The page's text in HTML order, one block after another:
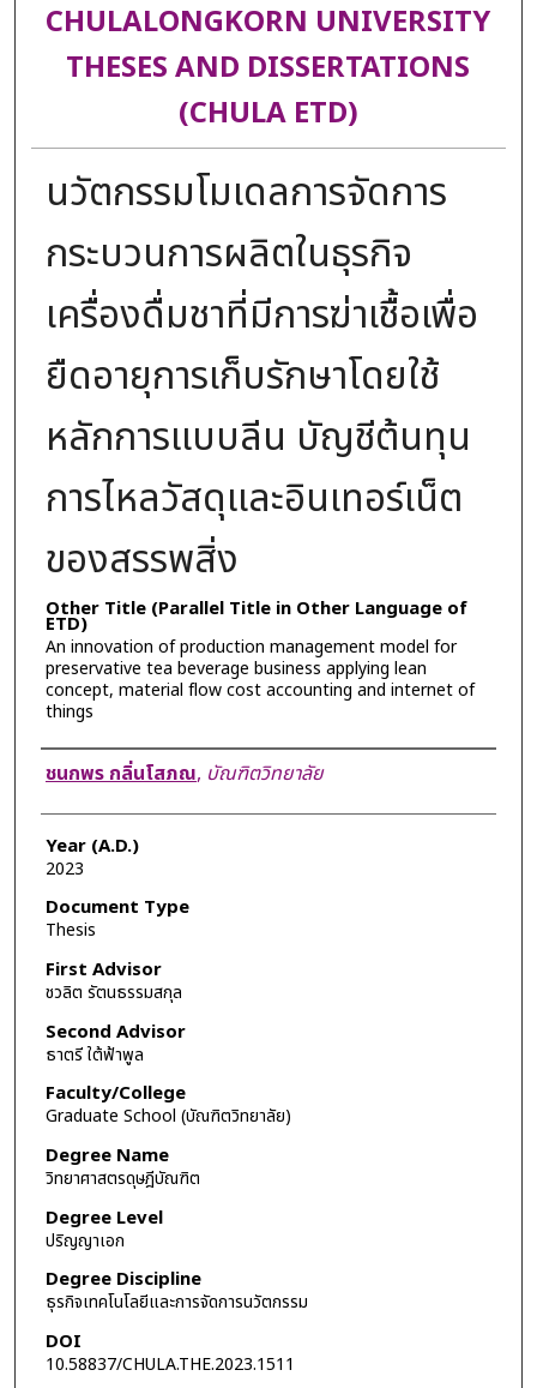
CHULALONGKORN UNIVERSITY
THESES AND DISSERTATIONS
(CHULA ETD)
นวัตกรรมโมเดลการจัดการ
กระบวนการผลิตในธุรกิจ
เครื่องดื่มชาที่มีการฆ่าเชื้อเพื่อ
ยืดอายุการเก็บรักษาโดยใช้
หลักการแบบลีน บัญชีต้นทุน
การไหลวัสดุและอินเทอร์เน็ต
ของสรรพสิ่ง
Other Title (Parallel Title in Other Language of
ETD)
An innovation of production management model for
preservative tea beverage business applying lean
concept, material flow cost accounting and internet of
things
Author
ชนกพร กลิ่นโสภณ, บัณฑิตวิทยาลัย
Year (A.D.)
2023
Document Type
Thesis
First Advisor
ชวลิต รัตนธรรมสกุล
Second Advisor
ธาตรี ใต้ฟ้าพูล
Faculty/College
Graduate School (บัณฑิตวิทยาลัย)
Degree Name
วิทยาศาสตรดุษฎีบัณฑิต
Degree Level
ปริญญาเอก
Degree Discipline
ธุรกิจเทคโนโลยีและการจัดการนวัตกรรม
DOI
10.58837/CHULA.THE.2023.1511